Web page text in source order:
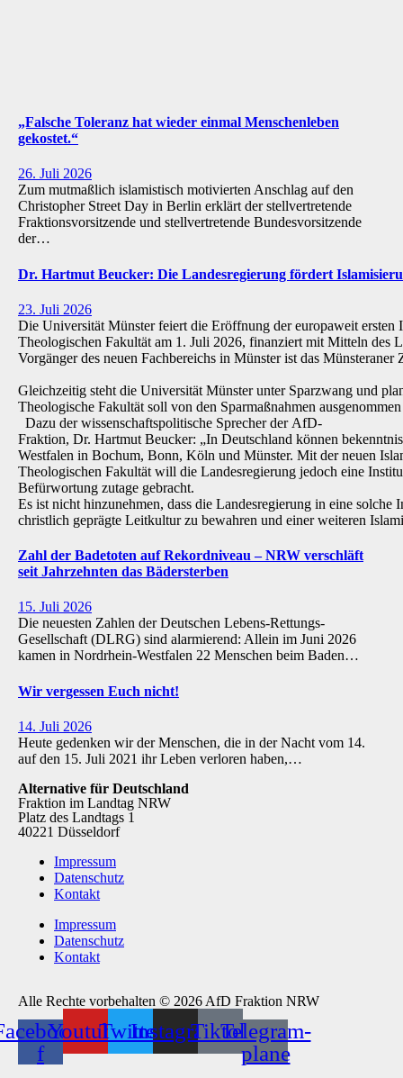
„Falsche Toleranz hat wieder einmal Menschenleben
gekostet.“
26. Juli 2026
Zum mutmaßlich islamistisch motivierten Anschlag auf den
Christopher Street Day in Berlin erklärt der stellvertretende
Fraktionsvorsitzende und stellvertretende Bundesvorsitzende
der…
Dr. Hartmut Beucker: Die Landesregierung fördert
23. Juli 2026
Die Universität Münster feiert die Eröffnung der europaweit ersten
Theologischen Fakultät am 1. Juli 2026, finanziert mit Mitteln des
Vorgänger des neuen Fachbereichs in Münster ist das
Gleichzeitig steht die Universität Münster unter Sparzwang und
Theologische Fakultät soll von den Sparmaßnahmen
Dazu der wissenschaftspolitische Sprecher der AfD-
Fraktion, Dr. Hartmut Beucker: „In Deutschland können
Westfalen in Bochum, Bonn, Köln und Münster. Mit der neuen
Theologischen Fakultät will die Landesregierung jedoch eine
Befürwortung zutage gebracht.
Es ist nicht hinzunehmen, dass die Landesregierung in eine
christlich geprägte Leitkultur zu bewahren und einer weiteren
Zahl der Badetoten auf Rekordniveau – NRW verschläft
seit Jahrzehnten das Bädersterben
15. Juli 2026
Die neuesten Zahlen der Deutschen Lebens-Rettungs-
Gesellschaft (DLRG) sind alarmierend: Allein im Juni 2026
kamen in Nordrhein-Westfalen 22 Menschen beim Baden…
Wir vergessen Euch nicht!
14. Juli 2026
Heute gedenken wir der Menschen, die in der Nacht vom 14.
auf den 15. Juli 2021 ihr Leben verloren haben,…
Alternative für Deutschland
Fraktion im Landtag NRW
Platz des Landtags 1
40221 Düsseldorf
Impressum
Datenschutz
Kontakt
Impressum
Datenschutz
Kontakt
Alle Rechte vorbehalten © 2026 AfD Fraktion NRW
f
YoutubeTwitterInstagramTiktokTelegram-
plane